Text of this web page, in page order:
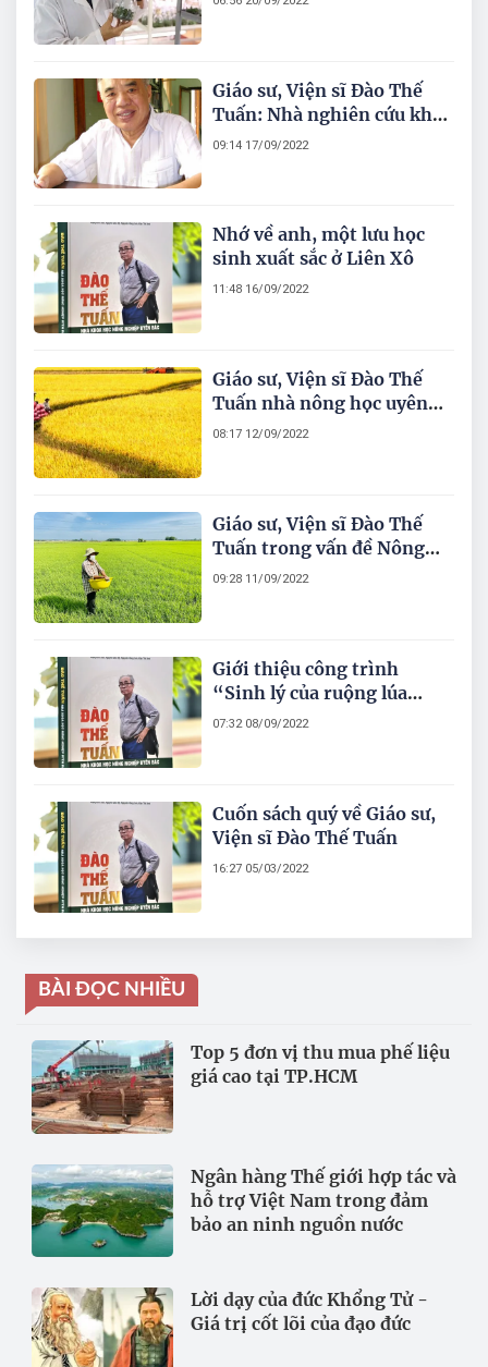
Giáo sư, Viện sĩ Đào Thế
Tuấn: Nhà nghiên cứu khoa
học kỹ thuật và kinh tế xã
09:14 17/09/2022
Nhớ về anh, một lưu học
sinh xuất sắc ở Liên Xô
11:48 16/09/2022
Giáo sư, Viện sĩ Đào Thế
Tuấn nhà nông học uyên
bác
08:17 12/09/2022
Giáo sư, Viện sĩ Đào Thế
Tuấn trong vấn đề Nông
nghiệp- Nông dân- Nông
09:28 11/09/2022
Giới thiệu công trình
“Sinh lý của ruộng lúa
năng suất cao” của Giáo sư,
07:32 08/09/2022
Cuốn sách quý về Giáo sư,
Viện sĩ Đào Thế Tuấn
16:27 05/03/2022
BÀI ĐỌC NHIỀU
Top 5 đơn vị thu mua phế liệu
giá cao tại TP.HCM
Ngân hàng Thế giới hợp tác và
hỗ trợ Việt Nam trong đảm
bảo an ninh nguồn nước
Lời dạy của đức Khổng Tử -
Giá trị cốt lõi của đạo đức